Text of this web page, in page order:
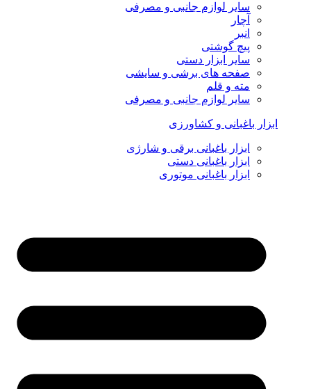
سایر لوازم جانبی و مصرفی
آچار
انبر
پیچ گوشتی
سایر ابزار دستی
صفحه های برشی و سایشی
مته و قلم
سایر لوازم جانبی و مصرفی
ابزار باغبانی و کشاورزی
ابزار باغبانی برقی و شارژی
ابزار باغبانی دستی
ابزار باغبانی موتوری